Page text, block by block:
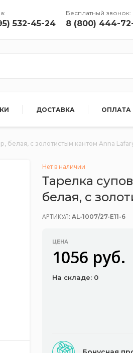
532-45-24
Бесплатный звонок:
8 (800) 444-
ДОСТАВКА ОПЛАТА
белая, с золотистым кантом Anna
Нет в наличии
Тарелка
белая, с
АРТИКУЛ: AL-1007/27-E11-6
ЦЕНА
1056 руб.
На складе: 0